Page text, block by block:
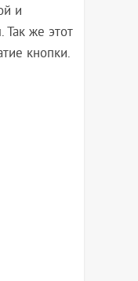
и
же этот
кнопки.